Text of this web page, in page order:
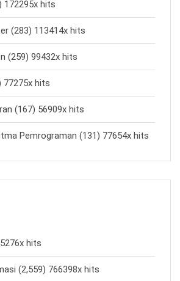
172295x hits
(283) 113414x hits
(259) 99432x hits
77275x hits
(167) 56909x hits
Pemrograman (131) 77654x hits
hits
(2,559) 766398x hits